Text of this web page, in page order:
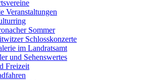
Veranstaltungen
Sommer
Schlosskonzerte
im Landratsamt
und Sehenswertes
Freizeit